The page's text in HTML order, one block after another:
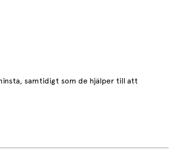
samtidigt som de hjälper till att